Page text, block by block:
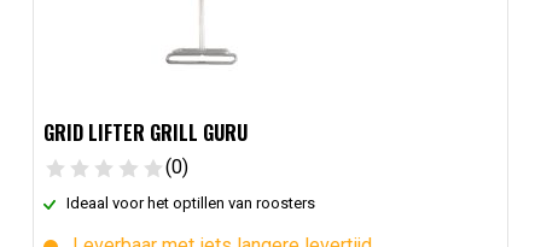
GRID LIFTER GRILL GURU
(0)
Ideaal voor het optillen van roosters